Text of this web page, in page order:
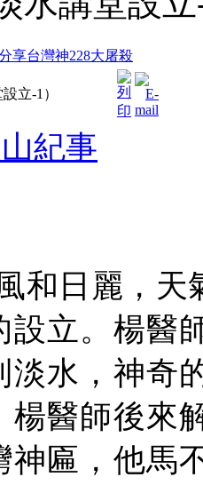
享台灣神228大屠殺
立-1）
紀事
和日麗，
設立。楊醫
淡水，神奇
楊醫師後來
神匾，他馬